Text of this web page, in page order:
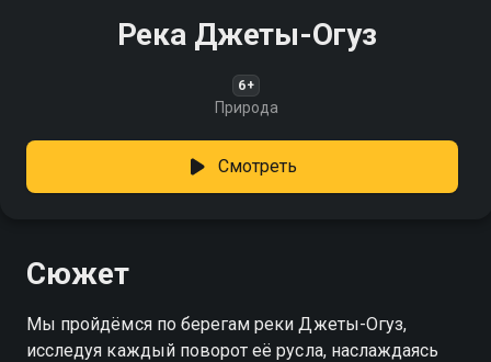
Река Джеты-Огуз
6+
Природа
Смотреть
Сюжет
Мы пройдёмся по берегам реки Джеты-Огуз,
исследуя каждый поворот её русла, наслаждаясь